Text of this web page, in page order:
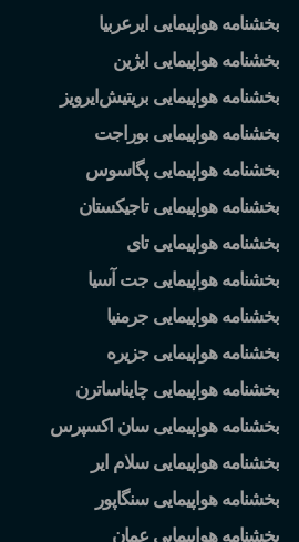
بخشنامه هواپیمایی ایرعربیا
بخشنامه هواپیمایی ایژین
بخشنامه هواپیمایی بریتیش ایرویز
بخشنامه هواپیمایی بوراجت
بخشنامه هواپیمایی پگاسوس
بخشنامه هواپیمایی تاجیکستان
بخشنامه هواپیمایی تای
بخشنامه هواپیمایی جت آسیا
بخشنامه هواپیمایی جرمنیا
بخشنامه هواپیمایی جزیره
بخشنامه هواپیمایی چایناساترن
بخشنامه هواپیمایی سان اکسپرس
بخشنامه هواپیمایی سلام ایر
بخشنامه هواپیمایی سنگاپور
بخشنامه هواپیمایی عمان